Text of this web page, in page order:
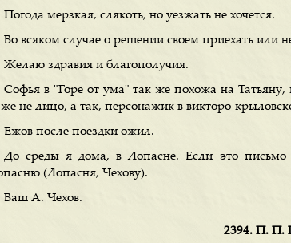
Погода мерзкая, слякоть, но уезжать не хочется.
Во всяком случае о решении своем приехать или
Желаю здравия и благополучия.
Софья в "Горе от ума" так же похожа на
не лицо, а так, персонажик в викторо-
Ежов после поездки ожил.
До среды я дома, в Лопасне. Если это письмо
(Лопасня, Чехову).
Ваш А. Чехов.
2394. П.